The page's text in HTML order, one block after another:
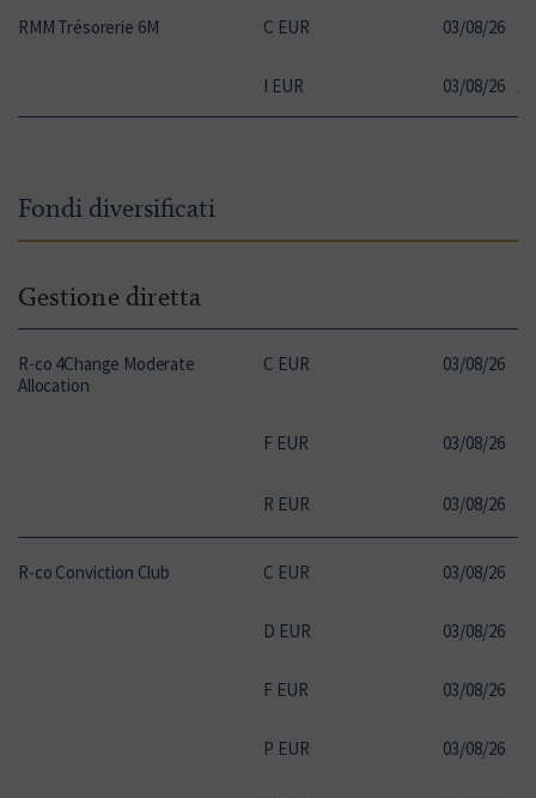
RMM Trésorerie 6M C EUR 03/08/26
I EUR 03/08/26
Fondi diversificati
Gestione diretta
R-co 4Change Moderate
Allocation
C EUR 03/08/26
F EUR 03/08/26
R EUR 03/08/26
R-co Conviction Club C EUR 03/08/26
D EUR 03/08/26
F EUR 03/08/26
P EUR 03/08/26